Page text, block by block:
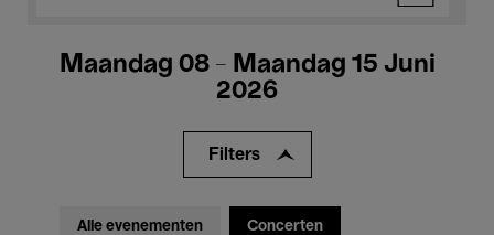
Maandag 08 - Maandag 15 Juni
2026
Filters
Alle evenementen Concerten